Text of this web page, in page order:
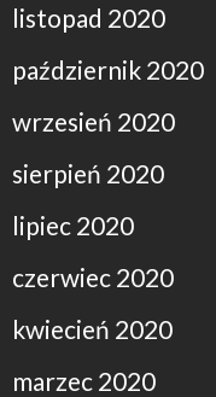
listopad 2020
październik 2020
wrzesień 2020
sierpień 2020
lipiec 2020
czerwiec 2020
kwiecień 2020
marzec 2020